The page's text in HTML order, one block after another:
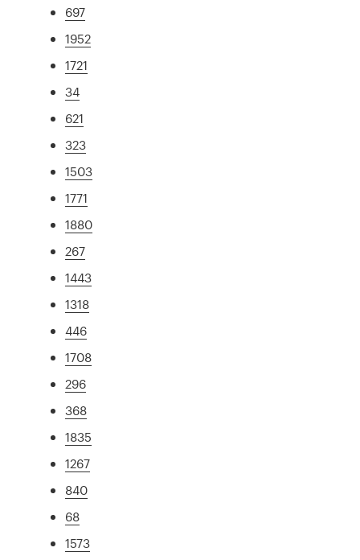
697
1952
1721
34
621
323
1503
1771
1880
267
1443
1318
446
1708
296
368
1835
1267
840
68
1573